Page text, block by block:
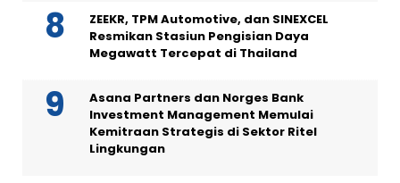
ZEEKR, TPM Automotive, dan SINEXCEL
Resmikan Stasiun Pengisian Daya
Megawatt Tercepat di Thailand
Asana Partners dan Norges Bank
Investment Management Memulai
Kemitraan Strategis di Sektor Ritel
Lingkungan